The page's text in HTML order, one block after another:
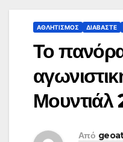
ΑΘΛΗΤΙΣΜΌΣ ΔΙΑΒΆΣΤΕ
Το
Μουντιάλ
Από